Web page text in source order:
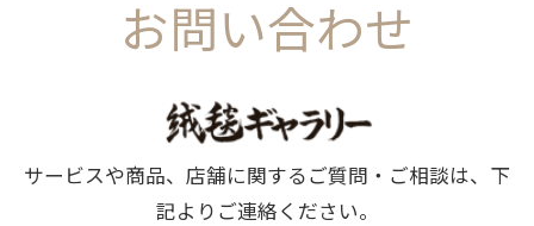
お問い合わせ
サービスや商品、店舗に関するご質問・ご相談は、下
記よりご連絡ください。